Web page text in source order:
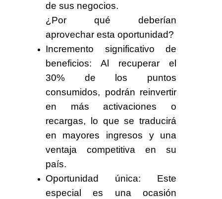
de sus negocios.
¿ Por qué deberían
aprovechar esta oportunidad?
Incremento significativo de
beneficios: Al recuperar el
30%de los puntos
consumidos, podrán reinvertir
en más activaciones o
recargas, lo que se traducirá
en mayores ingresos y una
ventaja competitiva en su
país.
Oportunidad única: Este
especial es una ocasión